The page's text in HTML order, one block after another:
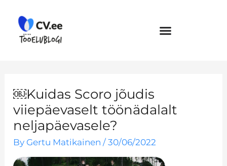
content
￼Kuidas Scoro jõudis
viiepäevaselt töönädalalt
neljapäevasele?
By Gertu Matikainen/30/06/2022